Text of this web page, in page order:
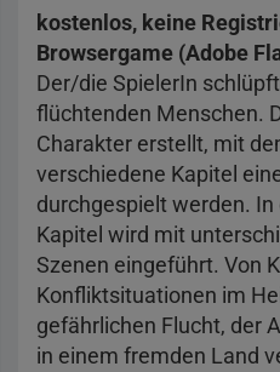
kostenlos, keine
Browsergame (Adobe
Der/die SpielerIn
flüchtenden Menschen.
Charakter erstellt, mit
verschiedene Kapitel
durchgespielt werden.
Kapitel wird mit
Szenen eingeführt. Von
Konfliktsituationen im
gefährlichen Flucht, der
in einem fremden Land